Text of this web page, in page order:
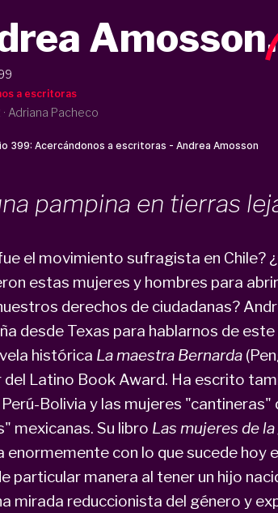
Amosson.
a escritoras
· Adriana Pacheco
pampina en tierras
el movimiento sufragista en Chile?
estas mujeres y hombres para
derechos de ciudadanas?
desde Texas para hablarnos de
histórica La maestra Bernarda
del Latino Book Award. Ha escrito
Bolivia y las mujeres "cantineras"
mexicanas. Su libro Las mujeres de
enormemente con lo que sucede hoy
particular manera al tener un hijo
mirada reduccionista del género y